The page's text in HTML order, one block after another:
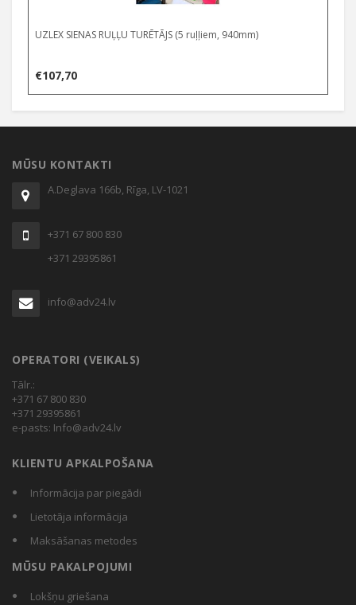
UZLEX SIENAS RUĻĻU TURĒTĀJS (5 ruļļiem, 940mm)
€107,70
MŪSU KONTAKTI
A.Deglava 166b, Rīga, LV-1021
+371 67 800 830
+371 29395861
info@adv24.lv
OPERATORI (VEIKALS)
Tālr.:
+371 67 800 830
+371 29395861
e-pasts: Info@adv24.lv
KLIENTU APKALPOŠANA
Informācija par piegādi
Lietotāja informācija
Maksāšanas metodes
MŪSU PAKALPOJUMI
Lokšņu griešana